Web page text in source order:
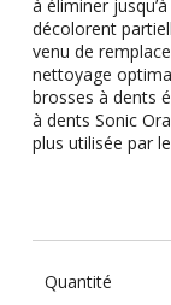
à éliminer
décolorent
venu de
nettoyage
brosses à dents
à dents Sonic
plus utilisée par
Quantité